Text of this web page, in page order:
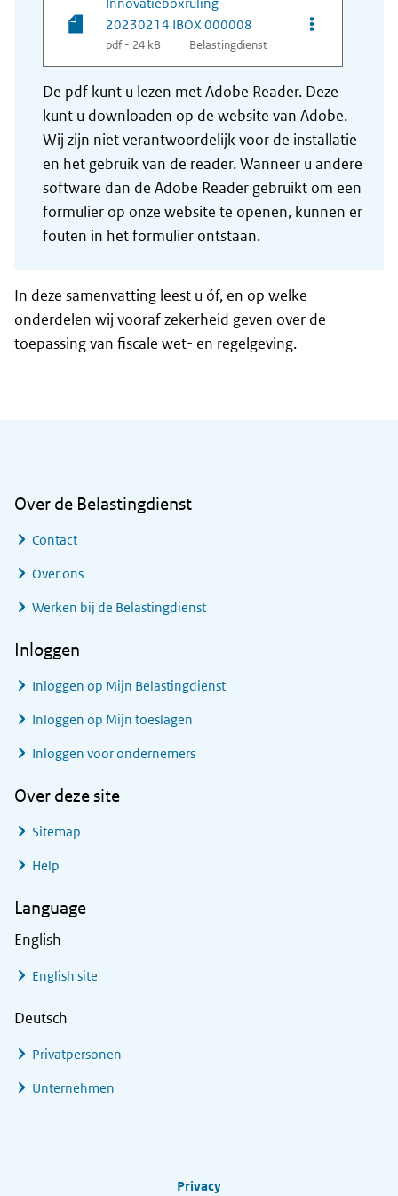
20230214 IBOX 000008
pdf - 24 kB Belastingdienst
Opties van
De pdf kunt u lezen met Adobe Reader. Deze
kunt u downloaden op de website van Adobe.
Wij zijn niet verantwoordelijk voor de installatie
en het gebruik van de reader. Wanneer u andere
software dan de Adobe Reader gebruikt om een
formulier op onze website te openen, kunnen er
fouten in het formulier ontstaan.
In deze samenvatting leest u óf, en op welke
onderdelen wij vooraf zekerheid geven over de
toepassing van fiscale wet- en regelgeving.
Over de Belastingdienst
Contact
Over ons
Werken bij de Belastingdienst
Inloggen
Inloggen op Mijn Belastingdienst
Inloggen op Mijn toeslagen
Inloggen voor ondernemers
Over deze site
Sitemap
Help
Language
English
English site
Deutsch
Privatpersonen
Unternehmen
Privacy